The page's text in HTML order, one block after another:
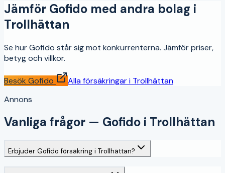
Jämför Gofido med andra bolag i
Trollhättan
Se hurGofido står sig mot konkurrenterna. Jämför priser,
betyg och villkor.
Besök Gofido Alla försäkringar i Trollhättan
Annons
Vanliga frågor — Gofido i Trollhättan
Erbjuder Gofido försäkring i Trollhättan?